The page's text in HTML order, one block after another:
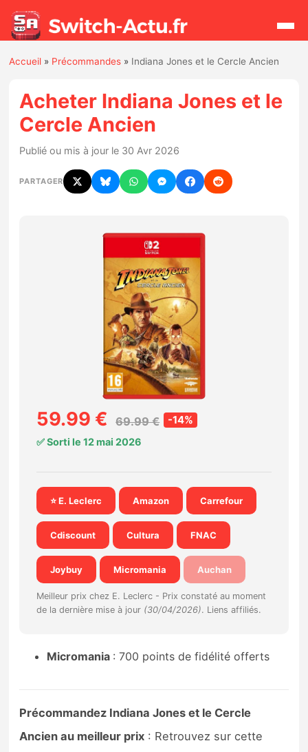
Actualités
Hardware
Mises à jour
Chiffres de ventes
Nintendo Direct
Tests et previews
Tests de jeux
Tests d’accessoires
Previews
Précommandes
Précommandes jeux Switch 2
Guides
Accueil » Précommandes » Indiana Jones et le Cercle Ancien
Acheter Indiana Jones et le
Cercle Ancien
Publié ou mis à jour le 30 Avr 2026
PARTAGER
59.99 € 69.99 € -14%
✅ Sorti le 12 mai 2026
⭐ E. Leclerc Amazon Carrefour
Cdiscount Cultura FNAC
Joybuy Micromania Auchan
Meilleur prix chez E. Leclerc - Prix constaté au moment
de la dernière mise à jour (30/04/2026). Liens affiliés.
Micromania : 700 points de fidélité offerts
Précommandez Indiana Jones et le Cercle
Ancien au meilleur prix : Retrouvez sur cette